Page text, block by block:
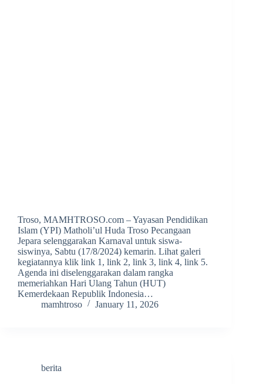
Troso, MAMHTROSO.com – Yayasan Pendidikan
Islam (YPI) Matholi’ul Huda Troso Pecangaan
Jepara selenggarakan Karnaval untuk siswa-
siswinya, Sabtu (17/8/2024) kemarin. Lihat galeri
kegiatannya klik link 1, link 2, link 3, link 4, link 5.
Agenda ini diselenggarakan dalam rangka
memeriahkan Hari Ulang Tahun (HUT)
Kemerdekaan Republik Indonesia…
mamhtroso
January 11, 2026
berita